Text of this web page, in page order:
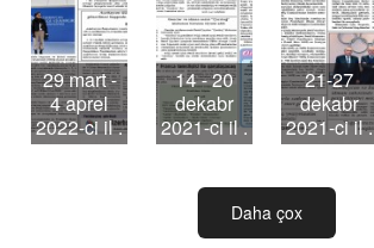
29 mart -
4 aprel
2022-ci il .
14 - 20
dekabr
2021-ci il .
21-27
dekabr
2021-ci il .
Daha çox